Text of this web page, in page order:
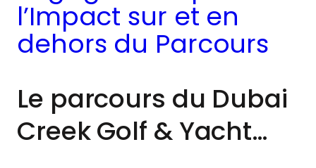
l’Impact sur et en
dehors du Parcours
Le parcours du Dubai
Creek Golf & Yacht